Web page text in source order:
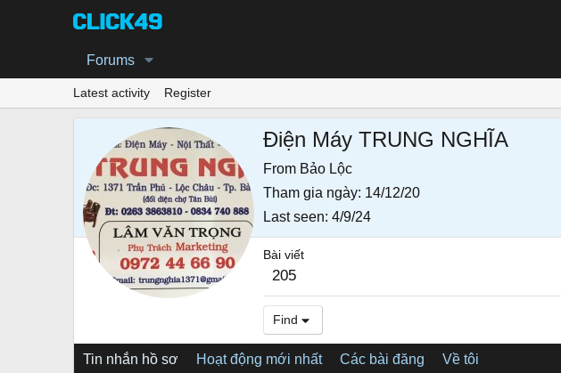
Forums
Latest activity Register
Điện Máy TRUNG NGHĨA
From Bảo Lộc
Tham gia ngày 14/12/20
Last seen 4/9/24
Bài viết
205
Find
Tin nhắn hồ sơ Hoạt động mới nhất Các bài đăng Về tôi